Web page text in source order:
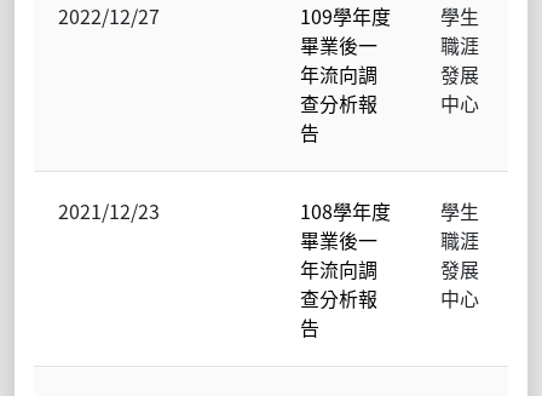
2022/12/27
109學年度
畢業後一
年流向調
查分析報
告
學生
職涯
發展
中心
2021/12/23
108學年度
畢業後一
年流向調
查分析報
告
學生
職涯
發展
中心